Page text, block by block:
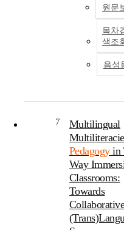
influence their
perceptions of
studies and
conceptualize
citizenship.
Furthermore,
research might
findings in this
a more
linguistically
responsive
education
create
development
opportunities
service
examine how
an effective
an education
that historically
underserved
York City
of Education
relating to their
facilitation and
of teacher
implementation
culturally
pedagogy to
Black males in
원문
목차
색조
음성
7
Multilingual
Pedagogy in
Way
Classrooms:
Towards